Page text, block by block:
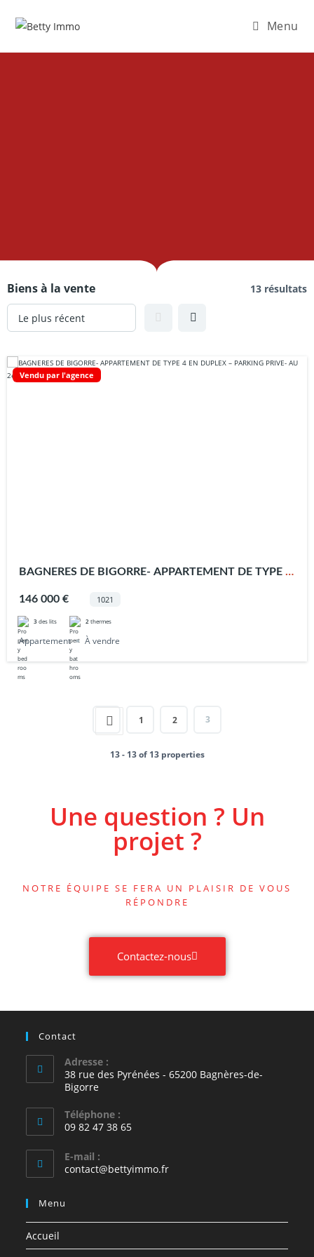
Menu
Biens à la vente 13 résultats
Vendu par l'agence
BAGNERES DE BIGORRE- APPARTEMENT DE TYPE 4
146 000 €
1021
3 des lits 2 thermes
Appartement À vendre
1 2 3
13 - 13 of 13 properties
Une question ? Un
projet ?
NOTRE ÉQUIPE SE FERA UN PLAISIR DE VOUS
RÉPONDRE
Contactez-nous
Contact
Adresse :
38 rue des Pyrénées - 65200 Bagnères-de-
Bigorre
Téléphone :
09 82 47 38 65
E-mail :
contact@bettyimmo.fr
Menu
Accueil